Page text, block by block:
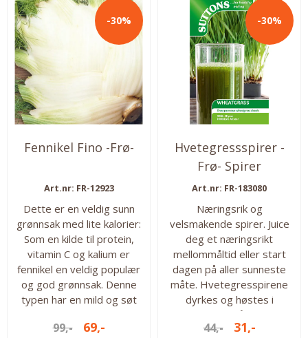
pakken: ca. 20 frø...
-30%
Fennikel Fino -Frø-
Art.nr: FR-12923
Dette er en veldig sunn
grønnsak med lite kalorier:
Som en kilde til protein,
vitamin C og kalium er
fennikel en veldig populær
og god grønnsak. Denne
typen har en mild og søt
spises rå eller
99,- 69,-
-30%
Hvetegressspirer -
Frø- Spirer
Art.nr: FR-183080
Næringsrik og
velsmakende spirer. Juice
deg et næringsrikt
mellommåltid eller start
dagen på aller sunneste
måte. Hvetegresspirene
dyrkes og høstes i
vinduskarmen året rundt.
500 frø i pakken. Så fra:
44,- 31,-